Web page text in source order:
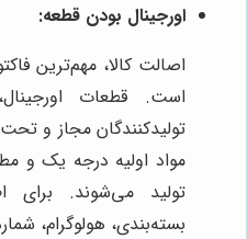
اورجینال بودن قطعه:
اصالت کالا، مهم‌ترین
است. قطعات
تولیدکنندگان مجاز و
مواد اولیه درجه یک و
تولید می‌شوند. برای
بسته‌بندی، هولوگرام،